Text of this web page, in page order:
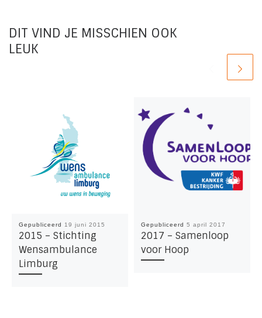
DIT VIND JE MISSCHIEN OOK
LEUK
Gepubliceerd 19 juni 2015
2015 – Stichting
Wensambulance
Limburg
Gepubliceerd 5 april 2017
2017 – Samenloop
voor Hoop